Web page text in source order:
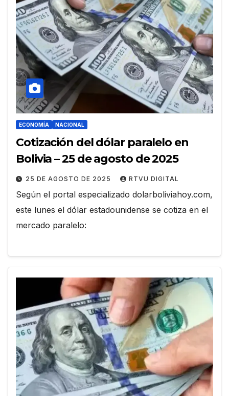
ECONOMÍA NACIONAL
Cotización del dólar paralelo en
Bolivia – 25 de agosto de 2025
25 DE AGOSTO DE 2025 RTVU DIGITAL
Según el portal especializado dolarboliviahoy.com,
este lunes el dólar estadounidense se cotiza en el
mercado paralelo: